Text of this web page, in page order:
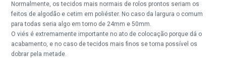
Normalmente, os tecidos mais normais de rolos prontos seriam os
feitos de algodão e cetim em poliéster. No caso da largura o comum
para todas seria algo em torno de 24mm e 50mm.
O viés é extremamente importante no ato de colocação porque dá o
acabamento, e no caso de tecidos mais finos se torna possível os
dobrar pela metade.